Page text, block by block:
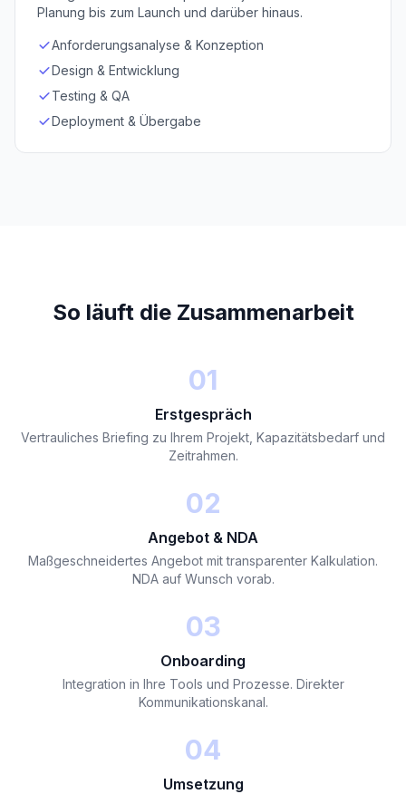
Planung bis zum Launch und darüber hinaus.
Anforderungsanalyse & Konzeption
Design & Entwicklung
Testing & QA
Deployment & Übergabe
So läuft die Zusammenarbeit
01
Erstgespräch
Vertrauliches Briefing zu Ihrem Projekt, Kapazitätsbedarf und
Zeitrahmen.
02
Angebot & NDA
Maßgeschneidertes Angebot mit transparenter Kalkulation.
NDA auf Wunsch vorab.
03
Onboarding
Integration in Ihre Tools und Prozesse. Direkter
Kommunikationskanal.
04
Umsetzung